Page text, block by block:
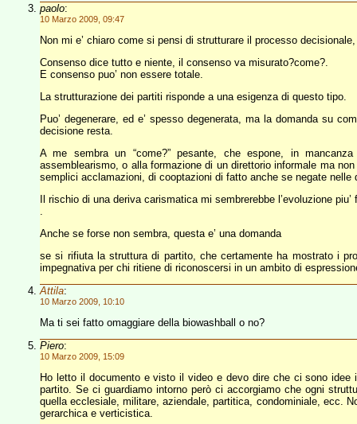
paolo:
10 Marzo 2009, 09:47
Non mi e’ chiaro come si pensi di strutturare il processo
Consenso dice tutto e niente, il consenso va misurato?come?.
E consenso puo’ non essere totale.
La strutturazione dei partiti risponde a una esigenza di questo tipo.
Puo’ degenerare, ed e’ spesso degenerata, ma la domanda su
decisione resta.
A me sembra un “come?” pesante, che espone, in
assemblearismo, o alla formazione di un direttorio informale ma
semplici acclamazioni, di cooptazioni di fatto anche se negate nelle
Il rischio di una deriva carismatica mi sembrerebbe l’evoluzione
.
Anche se forse non sembra, questa e’ una domanda
se si rifiuta la struttura di partito, che certamente ha mostrato i
impegnativa per chi ritiene di riconoscersi in un ambito di
Attila:
10 Marzo 2009, 10:10
Ma ti sei fatto omaggiare della biowashball o no?
Piero:
10 Marzo 2009, 15:09
Ho letto il documento e visto il video e devo dire che ci sono idee
partito. Se ci guardiamo intorno però ci accorgiamo che ogni
quella ecclesiale, militare, aziendale, partitica, condominiale, ecc.
gerarchica e verticistica.